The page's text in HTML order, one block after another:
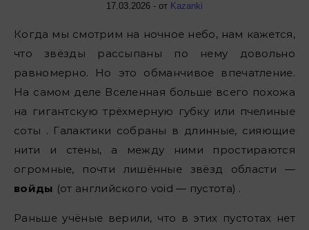
17.03.2026 - от Kazanki
Когда мы смотрим на ночное небо, нам кажется,
что звёзды рассыпаны по нему довольно
равномерно. Но это обманчивое впечатление.
На самом деле Вселенная больше всего похожа
на гигантскую трёхмерную губку или пчелиные
соты . Галактики собраны в длинные, сияющие
нити и стены, а между ними простираются
огромные, почти лишённые звёзд области —
войды (от английского void — пустота) .
Раньше учёные верили, что в этих пустотах нет